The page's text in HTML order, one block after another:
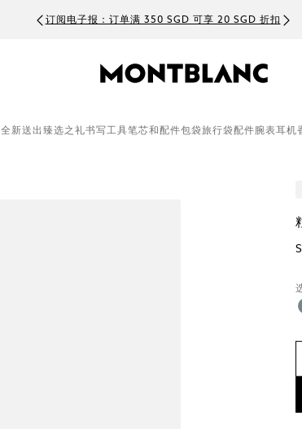
订阅电子报：订单满 350 SGD 可享 20 SGD 折扣
全新送出臻选之礼书写工具笔芯和配件包袋旅行袋配件 腕表耳机